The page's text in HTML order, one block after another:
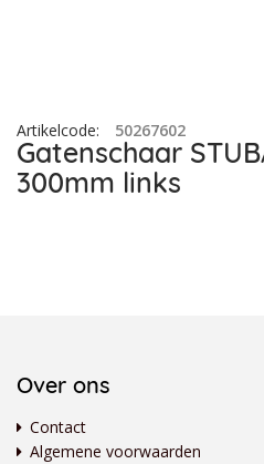
Artikelcode: 50267602
Gatenschaar
300mm links
Over ons
Contact
Algemene voorwaarden